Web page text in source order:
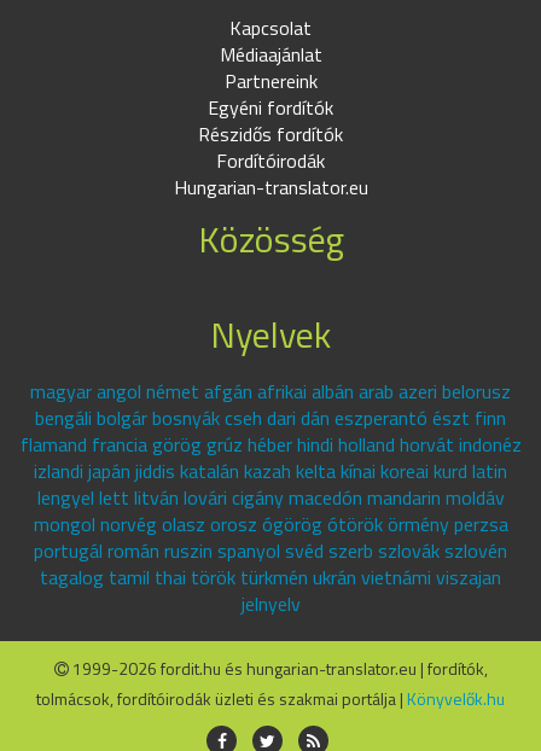
Kapcsolat
Médiaajánlat
Partnereink
Egyéni fordítók
Részidős fordítók
Fordítóirodák
Hungarian-translator.eu
Közösség
Nyelvek
magyar angol német afgán afrikai albán arab azeri belorusz
bengáli bolgár bosnyák cseh dari dán eszperantó észt finn
flamand francia görög grúz héber hindi holland horvát indonéz
izlandi japán jiddis katalán kazah kelta kínai koreai kurd latin
lengyel lett litván lovári cigány macedón mandarin moldáv
mongol norvég olasz orosz ógörög ótörök örmény perzsa
portugál román ruszin spanyol svéd szerb szlovák szlovén
tagalog tamil thai török türkmén ukrán vietnámi viszajan
jelnyelv
1999-2026 fordit.hu és hungarian-translator.eu | fordítók,
tolmácsok, fordítóirodák üzleti és szakmai portálja | Könyvelők.hu